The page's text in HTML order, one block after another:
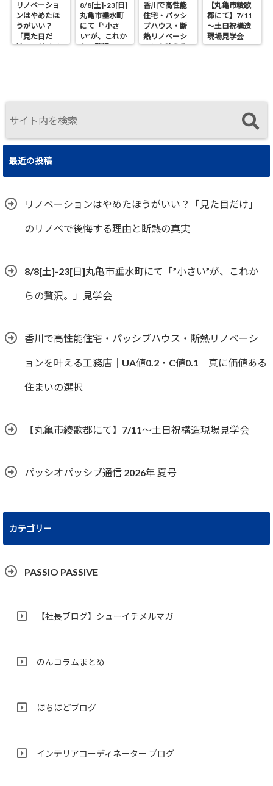
リノベーショ
ンはやめたほ
うがいい？
「見た目だ
け」のリノベ
8/8[土]-23[日]
丸亀市垂水町
にて「”小さ
い”が、これか
らの贅沢。」
香川で高性能
住宅・パッシ
ブハウス・断
熱リノベーシ
ョンを叶える
【丸亀市綾歌
郡にて】7/11
～土日祝構造
現場見学会
最近の投稿
リノベーションはやめたほうがいい？「見た目だけ」
のリノベで後悔する理由と断熱の真実
8/8[土]-23[日]丸亀市垂水町にて「”小さい”が、これか
らの贅沢。」見学会
香川で高性能住宅・パッシブハウス・断熱リノベーシ
ョンを叶える工務店｜UA値0.2・C値0.1｜真に価値ある
住まいの選択
【丸亀市綾歌郡にて】7/11～土日祝構造現場見学会
パッシオパッシブ通信 2026年 夏号
カテゴリー
PASSIO PASSIVE
【社長ブログ】シューイチメルマガ
のんコラムまとめ
ほちほどブログ
インテリアコーディネーター ブログ